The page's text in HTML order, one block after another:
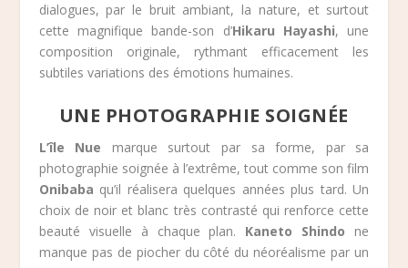
dialogues, par le bruit ambiant, la nature, et surtout
cette magnifique bande-son d’Hikaru Hayashi, une
composition originale, rythmant efficacement les
subtiles variations des émotions humaines.
UNE PHOTOGRAPHIE SOIGNÉE
L’île Nue marque surtout par sa forme, par sa
photographie soignée à l’extrême, tout comme son film
Onibaba qu’il réalisera quelques années plus tard. Un
choix de noir et blanc très contrasté qui renforce cette
beauté visuelle à chaque plan. Kaneto Shindo ne
manque pas de piocher du côté du néoréalisme par un